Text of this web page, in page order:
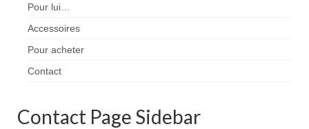
Pour lui…
Accessoires
Pour acheter
Contact
Contact Page Sidebar